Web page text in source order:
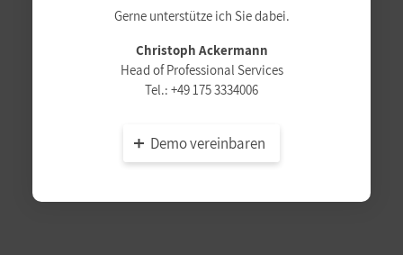
Gerne unterstütze ich Sie dabei.
Christoph Ackermann
Head of Professional Services
Tel.: +49 175 3334006
Demo vereinbaren